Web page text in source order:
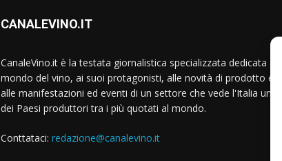
CANALEVINO.IT
CanaleVino.it è la testata giornalistica specializzata dedicata al
mondo del vino, ai suoi protagonisti, alle novità di prodotto e
alle manifestazioni ed eventi di un settore che vede l'Italia uno
dei Paesi produttori tra i più quotati al mondo.
Conttataci: redazione@canalevino.it